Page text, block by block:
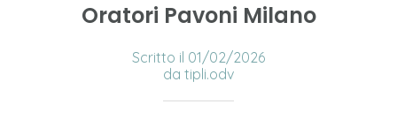
Oratori Pavoni Milano
Scritto il 01/02/2026
da tipli.odv